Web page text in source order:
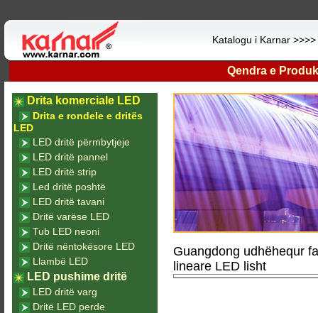
Katalogu i Karnar >>>>
Qendra e
Guangdong udhëhequr
lineare LED lisht
Drita komerciale LED
Drita e rondele e dritës
LED
LED dritë përmbytjeje
LED dritë pannel
LED dritë strip
Led dritë poshtë
LED dritë tavani
Dritë varëse LED
Tub LED neoni
Dritë nëntokësore LED
Llambë LED
LED pushime dritë
LED dritë varg
Dritë LED perde